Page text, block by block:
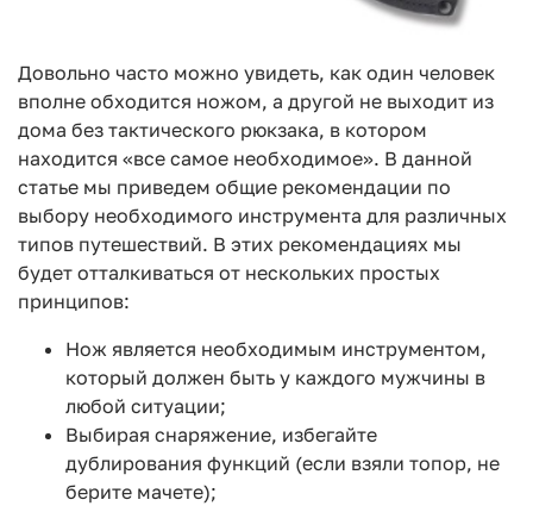
Довольно часто можно увидеть, как один человек
вполне обходится ножом, а другой не выходит из
дома без тактического рюкзака, в котором
находится «все самое необходимое». В данной
статье мы приведем общие рекомендации по
выбору необходимого инструмента для различных
типов путешествий. В этих рекомендациях мы
будет отталкиваться от нескольких простых
принципов:
Нож является необходимым инструментом,
который должен быть у каждого мужчины в
любой ситуации;
Выбирая снаряжение, избегайте
дублирования функций (если взяли топор, не
берите мачете);